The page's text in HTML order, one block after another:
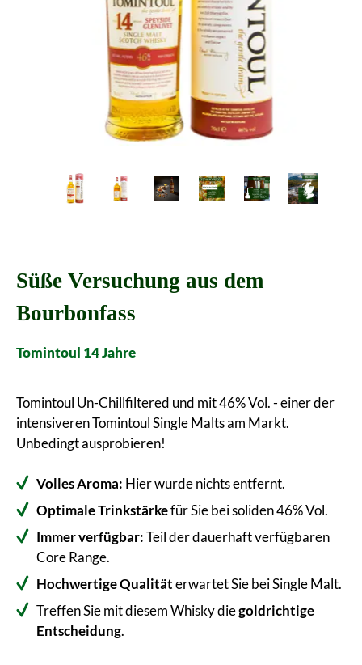
Süße Versuchung aus dem
Bourbonfass
Tomintoul 14 Jahre
Tomintoul Un-Chillfiltered und mit 46% Vol. - einer der
intensiveren Tomintoul Single Malts am Markt.
Unbedingt ausprobieren!
Volles Aroma: Hier wurde nichts entfernt.
Optimale Trinkstärkefür Sie bei soliden 46% Vol.
Immer verfügbar:Teil der dauerhaft verfügbaren
Core Range.
Hochwertige Qualitäterwartet Sie bei Single Malt.
Treffen Sie mit diesem Whisky diegoldrichtige
Entscheidung.